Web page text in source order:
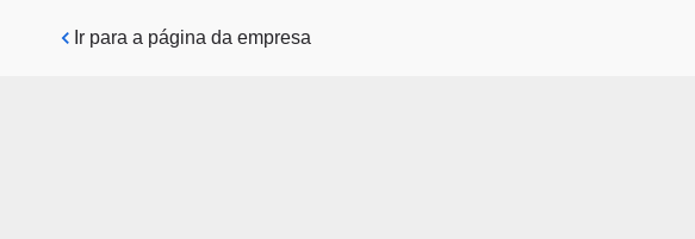
Pular para o conteúdo principal
Ir para a página da empresa